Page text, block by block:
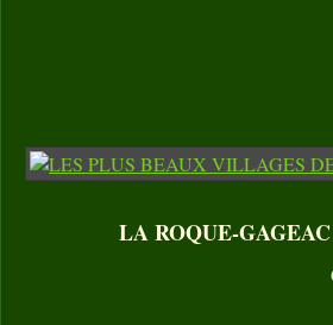
LA ROQUE-